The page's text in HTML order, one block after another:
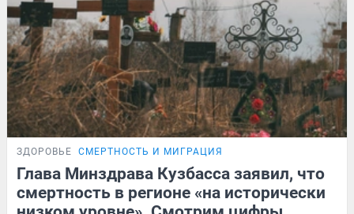
ЗДОРОВЬЕ СМЕРТНОСТЬ И МИГРАЦИЯ
Глава Минздрава Кузбасса заявил, что
смертность в регионе «на исторически